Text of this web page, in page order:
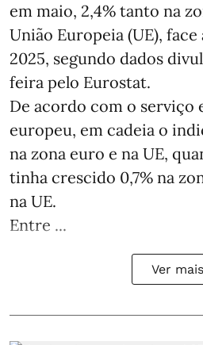
em maio, 2,4% tanto na
União Europeia (UE), face
2025, segundo dados
feira pelo Eurostat.
De acordo com o serviço
europeu, em cadeia o
na zona euro e na UE,
tinha crescido 0,7% na
na UE.
Entre ...
Ver mais